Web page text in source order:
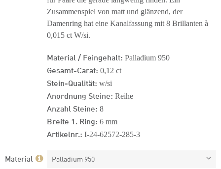
Zusammenspiel von matt und glänzend, der
Damenring hat eine Kanalfassung mit 8 Brillanten à
0,015 ct W/si.
Material / Feingehalt: Palladium 950
Gesamt-Carat: 0,12 ct
Stein-Qualität: w/si
Anordnung Steine: Reihe
Anzahl Steine: 8
Breite 1. Ring: 6 mm
Artikelnr.: I-24-62572-285-3
Material Palladium 950